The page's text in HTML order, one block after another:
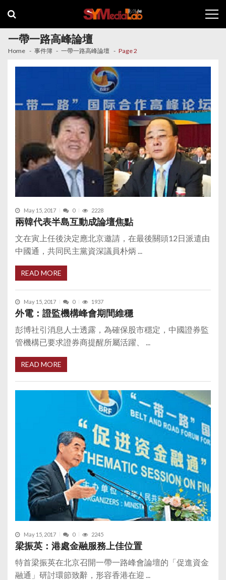
navigation
content
一帶一路高峰論壇
Home 事件簿 一帶一路高峰論壇 Page 2
May 15, 2017 0 2228
兩韓代表半島互動成論壇焦點
文在寅上任後決定應北京邀請，在最後關頭12日派遣由
中國通，共同民主黨資深議員朴炳 ...
READ MORE
May 15, 2017 0 1937
外電：證監機構峰會期間維穩
彭博社引消息人士透露，為確保股市穩定，中國證券監
管機構已要求證券商提醒所屬活躍、 ...
READ MORE
May 15, 2017 0 2245
梁振英：港處金融服務上佳位置
特首梁振英在北京召開一帶一路峰會論壇的「促進資金
融通」研討環節致辭，形容香港在迎 ...